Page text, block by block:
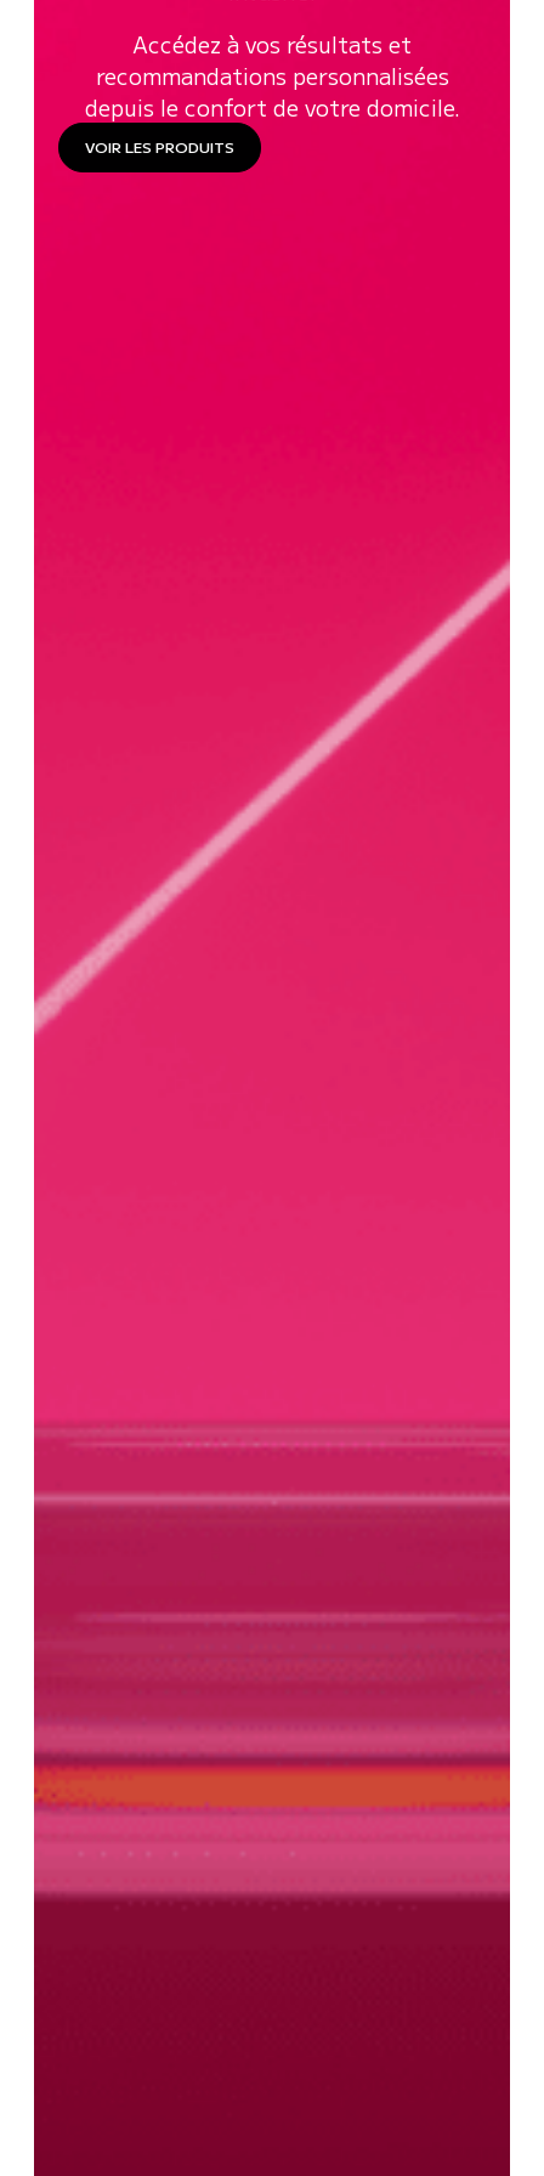
Accédez à vos résultats et
recommandations personnalisées
depuis le confort de votre domicile.
VOIR LES PRODUITS